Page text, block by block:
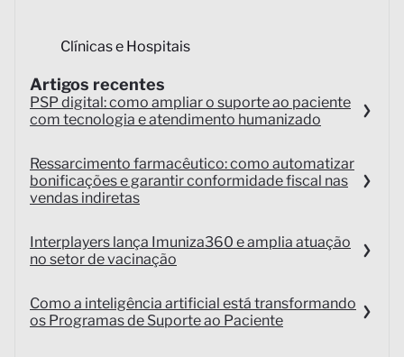
Clínicas e Hospitais
Artigos recentes
PSP digital: como ampliar o suporte ao paciente
com tecnologia e atendimento humanizado
Ressarcimento farmacêutico: como automatizar
bonificações e garantir conformidade fiscal nas
vendas indiretas
Interplayers lança Imuniza360 e amplia atuação
no setor de vacinação
Como a inteligência artificial está transformando
os Programas de Suporte ao Paciente